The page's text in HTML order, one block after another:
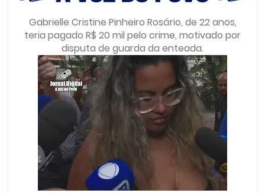
Gabrielle Cristine Pinheiro Rosário, de 22 anos,
teria pagado R$ 20 mil pelo crime, motivado por
disputa de guarda da enteada.